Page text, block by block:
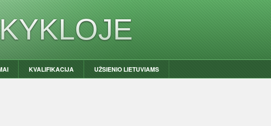
KVALIFIKACIJA UŽSIENIO LIETUVIAMS